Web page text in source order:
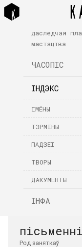
даследчая
мастацтва
ЧАСОПІС
ІНДЭКС
ІМЁНЫ
ТЭРМІНЫ
ПАДЗЕІ
ТВОРЫ
ДАКУМЕНТЫ
ІНФА
Род заняткаў